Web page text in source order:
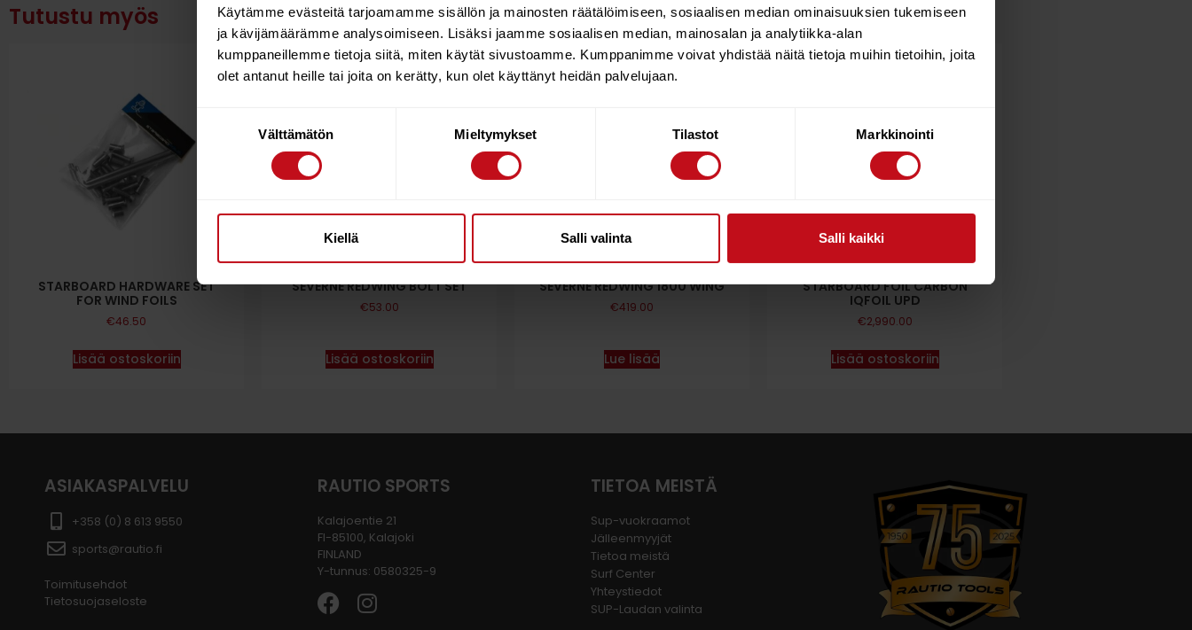
Käytämme evästeitä tarjoamamme sisällön ja mainosten räätälöimiseen, sosiaalisen median ominaisuuksien tukemiseen
ja kävijämäärämme analysoimiseen. Lisäksi jaamme sosiaalisen median, mainosalan ja analytiikka-alan
kumppaneillemme tietoja siitä, miten käytät sivustoamme. Kumppanimme voivat yhdistää näitä tietoja muihin tietoihin, joita
olet antanut heille tai joita on kerätty, kun olet käyttänyt heidän palvelujaan.
Välttämätön Mieltymykset Tilastot Markkinointi
Kiellä Salli valinta Salli kaikki
Tutustu myös
STARBOARD HARDWARE SET
FOR WIND FOILS
€46.50
Lisää ostoskoriin
SEVERNE REDWING BOLT SET
€53.00
Lisää ostoskoriin
SEVERNE REDWING 1800 WING
€419.00
Lue lisää
STARBOARD FOIL CARBON
IQFOIL UPD
€2,990.00
Lisää ostoskoriin
ASIAKASPALVELU
+358 (0) 8 613 9550
sports@rautio.fi
Toimitusehdot
Tietosuojaseloste
RAUTIO SPORTS
Kalajoentie 21
FI-85100, Kalajoki
FINLAND
Y-tunnus: 0580325-9
TIETOA MEISTÄ
Sup-vuokraamot
Jälleenmyyjät
Tietoa meistä
Surf Center
Yhteystiedot
SUP-Laudan valinta